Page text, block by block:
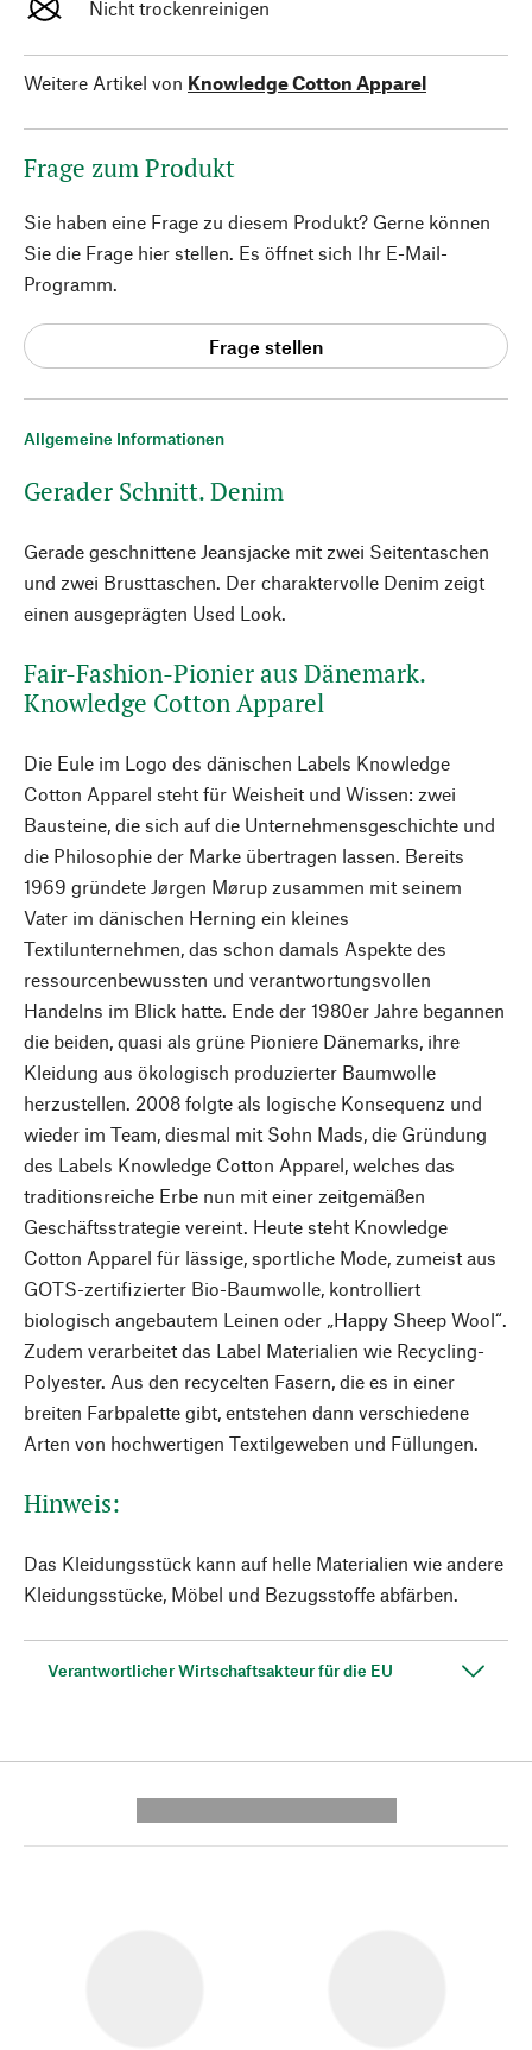
Allgemeine Informationen
Gerader Schnitt. Denim
Gerade geschnittene Jeansjacke mit zwei Seitentaschen
und zwei Brusttaschen. Der charaktervolle Denim zeigt
einen ausgeprägten Used Look.
Fair-Fashion-Pionier aus Dänemark.
Knowledge Cotton Apparel
Die Eule im Logo des dänischen Labels Knowledge
Cotton Apparel steht für Weisheit und Wissen: zwei
Bausteine, die sich auf die Unternehmensgeschichte und
die Philosophie der Marke übertragen lassen. Bereits
1969 gründete Jørgen Mørup zusammen mit seinem
Vater im dänischen Herning ein kleines
Textilunternehmen, das schon damals Aspekte des
ressourcenbewussten und verantwortungsvollen
Handelns im Blick hatte. Ende der 1980er Jahre begannen
die beiden, quasi als grüne Pioniere Dänemarks, ihre
Kleidung aus ökologisch produzierter Baumwolle
herzustellen. 2008 folgte als logische Konsequenz und
wieder im Team, diesmal mit Sohn Mads, die Gründung
des Labels Knowledge Cotton Apparel, welches das
traditionsreiche Erbe nun mit einer zeitgemäßen
Geschäftsstrategie vereint. Heute steht Knowledge
Cotton Apparel für lässige, sportliche Mode, zumeist aus
GOTS-zertifizierter Bio-Baumwolle, kontrolliert
biologisch angebautem Leinen oder „Happy Sheep Wool“.
Zudem verarbeitet das Label Materialien wie Recycling-
Polyester. Aus den recycelten Fasern, die es in einer
breiten Farbpalette gibt, entstehen dann verschiedene
Arten von hochwertigen Textilgeweben und Füllungen.
Hinweis:
Das Kleidungsstück kann auf helle Materialien wie andere
Kleidungsstücke, Möbel und Bezugsstoffe abfärben.
Verantwortlicher Wirtschaftsakteur für die EU
Nicht trockenreinigen
Weitere Artikel von Knowledge Cotton Apparel
Frage zum Produkt
Sie haben eine Frage zu diesem Produkt? Gerne können
Sie die Frage hier stellen. Es öffnet sich Ihr E-Mail-
Programm.
Frage stellen